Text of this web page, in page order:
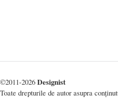
©2011-2026 Designist
Toate drepturile de autor asupra